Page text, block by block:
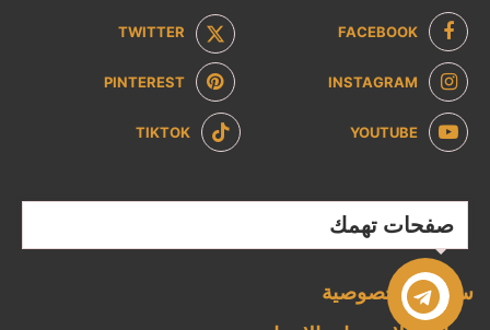
FACEBOOK
TWITTER
INSTAGRAM
PINTEREST
YOUTUBE
TIKTOK
صفحات تهمك
سياسة الخصوصية